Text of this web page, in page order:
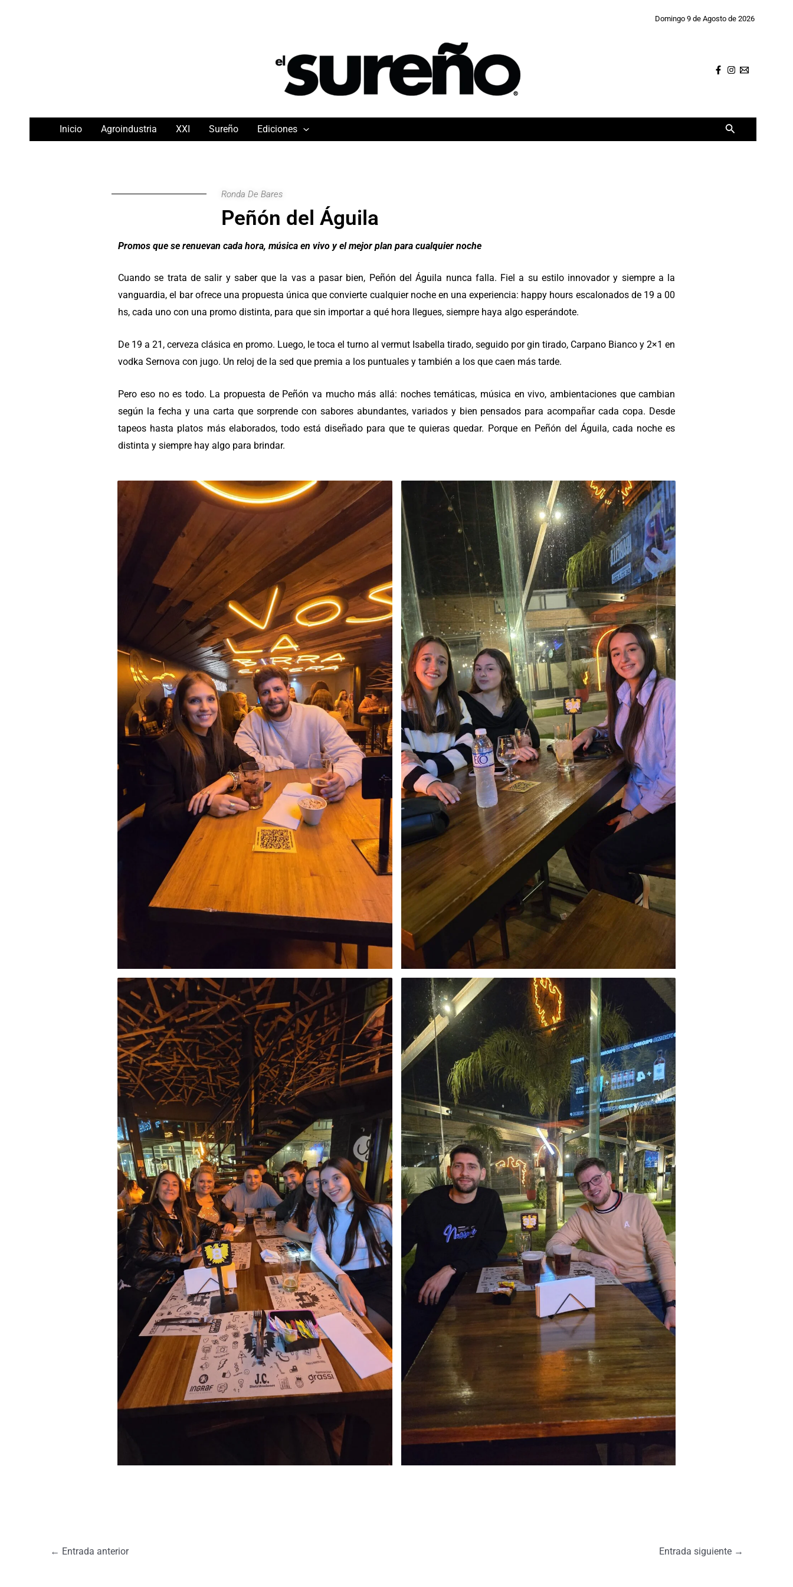
Domingo 9 de Agosto de 2026
Inicio Agroindustria XXI Sureño Ediciones Buscar
Ronda De Bares
Peñón del Águila
Promos que se renuevan cada hora, música en vivo y el mejor plan para cualquier noche
Cuando se trata de salir y saber que la vas a pasar bien, Peñón del Águila nunca falla. Fiel a su estilo innovador y siempre a la
vanguardia, el bar ofrece una propuesta única que convierte cualquier noche en una experiencia: happy hours escalonados de 19 a 00
hs, cada uno con una promo distinta, para que sin importar a qué hora llegues, siempre haya algo esperándote.
De 19 a 21, cerveza clásica en promo. Luego, le toca el turno al vermut Isabella tirado, seguido por gin tirado, Carpano Bianco y 2×1 en
vodka Sernova con jugo. Un reloj de la sed que premia a los puntuales y también a los que caen más tarde.
Pero eso no es todo. La propuesta de Peñón va mucho más allá: noches temáticas, música en vivo, ambientaciones que cambian
según la fecha y una carta que sorprende con sabores abundantes, variados y bien pensados para acompañar cada copa. Desde
tapeos hasta platos más elaborados, todo está diseñado para que te quieras quedar. Porque en Peñón del Águila, cada noche es
distinta y siempre hay algo para brindar.
← Entrada anterior Entrada siguiente →